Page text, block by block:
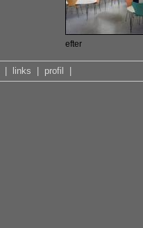
efter
links profil